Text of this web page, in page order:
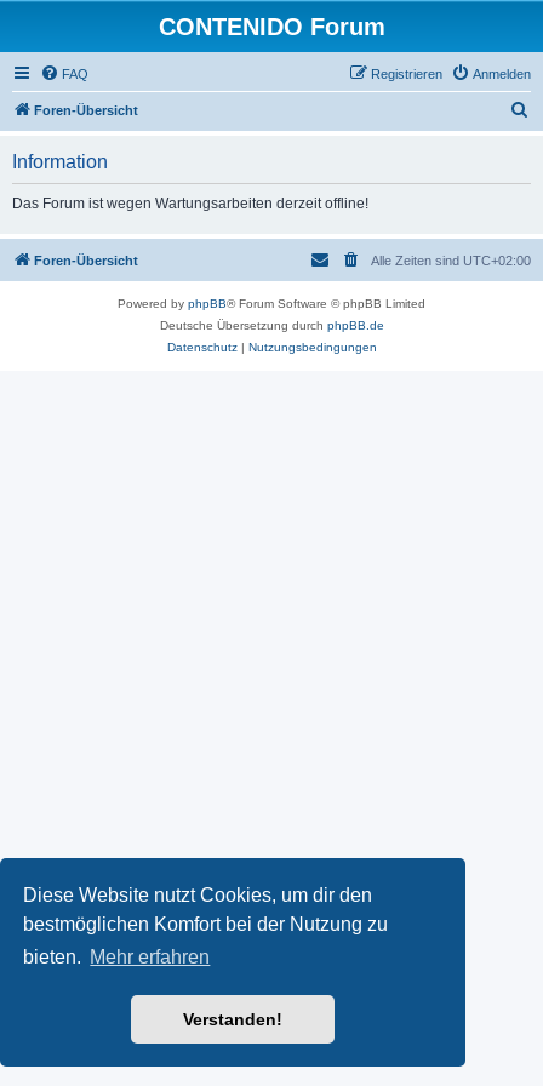
Diese Website nutzt Cookies, um dir den
bestmöglichen Komfort bei der Nutzung zu
bieten. Mehr erfahren
Verstanden!
CONTENIDO Forum
FAQ Anmelden
Registrieren
Foren-Übersicht
Information
Das Forum ist wegen Wartungsarbeiten derzeit offline!
Foren-Übersicht Alle Zeiten sind UTC+02:00
Powered by phpBB® Forum Software © phpBB Limited
Deutsche Übersetzung durch phpBB.de
Datenschutz| Nutzungsbedingungen